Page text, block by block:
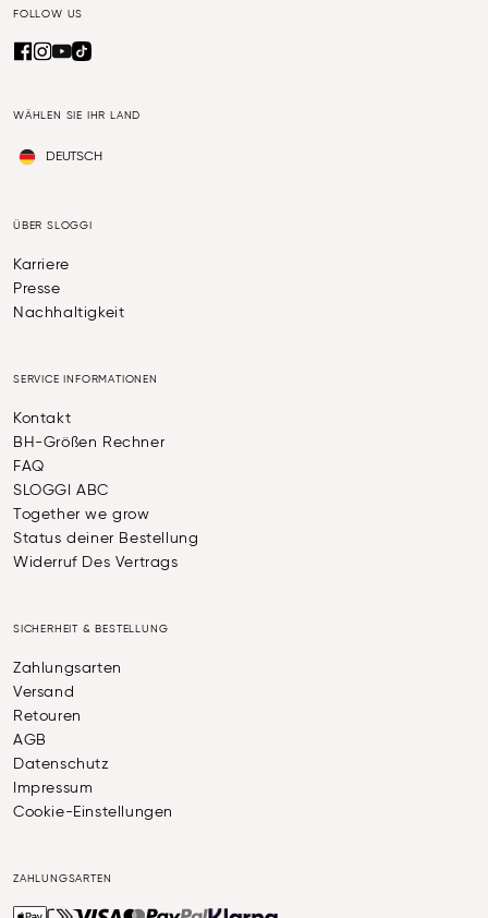
FOLLOW US
WÄHLEN SIE IHR LAND
DEUTSCH
ÜBER SLOGGI
Karriere
Presse
Nachhaltigkeit
SERVICE INFORMATIONEN
Kontakt
BH-Größen Rechner
FAQ
SLOGGI ABC
Together we grow
Status deiner Bestellung
Widerruf Des Vertrags
SICHERHEIT & BESTELLUNG
Zahlungsarten
Versand
Retouren
AGB
Datenschutz
Impressum
Cookie-Einstellungen
ZAHLUNGSARTEN